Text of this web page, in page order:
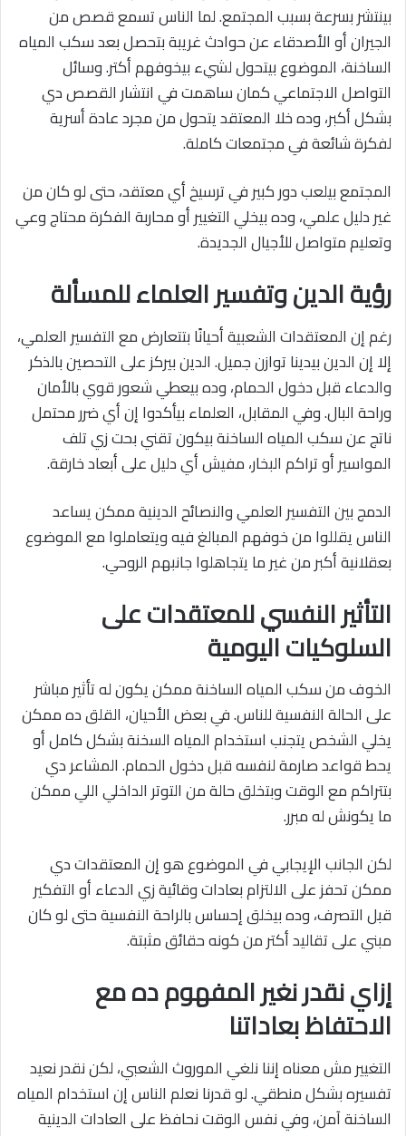
بينتشر بسرعة بسبب المجتمع. لما الناس تسمع قصص من
الجيران أو الأصدقاء عن حوادث غريبة بتحصل بعد سكب المياه
الساخنة، الموضوع بيتحول لشيء بيخوفهم أكتر. وسائل
التواصل الاجتماعي كمان ساهمت في انتشار القصص دي
بشكل أكبر، وده خلا المعتقد يتحول من مجرد عادة أسرية
لفكرة شائعة في مجتمعات كاملة.
المجتمع بيلعب دور كبير في ترسيخ أي معتقد، حتى لو كان من
غير دليل علمي، وده بيخلي التغيير أو محاربة الفكرة محتاج وعي
وتعليم متواصل للأجيال الجديدة.
رؤية الدين وتفسير العلماء للمسألة
رغم إن المعتقدات الشعبية أحيانًا بتتعارض مع التفسير العلمي،
إلا إن الدين بيدينا توازن جميل. الدين بيركز على التحصين بالذكر
والدعاء قبل دخول الحمام، وده بيعطي شعور قوي بالأمان
وراحة البال. وفي المقابل، العلماء بيأكدوا إن أي ضرر محتمل
ناتج عن سكب المياه الساخنة بيكون تقني بحت زي تلف
المواسير أو تراكم البخار، مفيش أي دليل على أبعاد خارقة.
الدمج بين التفسير العلمي والنصائح الدينية ممكن يساعد
الناس يقللوا من خوفهم المبالغ فيه ويتعاملوا مع الموضوع
بعقلانية أكبر من غير ما يتجاهلوا جانبهم الروحي.
التأثير النفسي للمعتقدات على
السلوكيات اليومية
الخوف من سكب المياه الساخنة ممكن يكون له تأثير مباشر
على الحالة النفسية للناس. في بعض الأحيان، القلق ده ممكن
يخلي الشخص يتجنب استخدام المياه السخنة بشكل كامل أو
يحط قواعد صارمة لنفسه قبل دخول الحمام. المشاعر دي
بتتراكم مع الوقت وبتخلق حالة من التوتر الداخلي اللي ممكن
ما يكونش له مبرر.
لكن الجانب الإيجابي في الموضوع هو إن المعتقدات دي
ممكن تحفز على الالتزام بعادات وقائية زي الدعاء أو التفكير
قبل التصرف، وده بيخلق إحساس بالراحة النفسية حتى لو كان
مبني على تقاليد أكتر من كونه حقائق مثبتة.
إزاي نقدر نغير المفهوم ده مع
الاحتفاظ بعاداتنا
التغيير مش معناه إننا نلغي الموروث الشعبي، لكن نقدر نعيد
تفسيره بشكل منطقي. لو قدرنا نعلم الناس إن استخدام المياه
الساخنة آمن، وفي نفس الوقت نحافظ على العادات الدينية